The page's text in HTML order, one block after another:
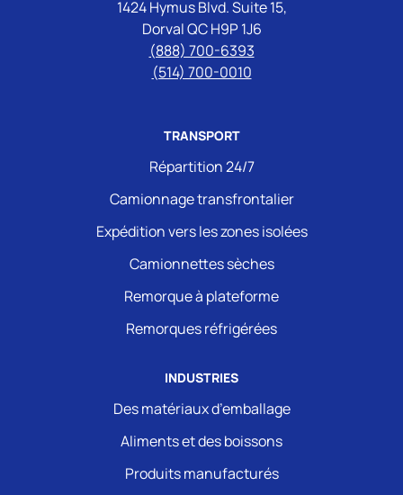
1424 Hymus Blvd. Suite 15,
Dorval QC H9P 1J6
(888) 700-6393
(514) 700-0010
TRANSPORT
Répartition 24/7
Camionnage transfrontalier
Expédition vers les zones isolées
Camionnettes sèches
Remorque à plateforme
Remorques réfrigérées
INDUSTRIES
Des matériaux d’emballage
Aliments et des boissons
Produits manufacturés